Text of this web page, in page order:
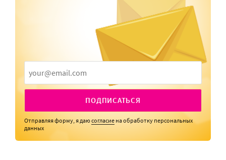
ПОДПИСАТЬСЯ
Отправляя форму, я даюсогласие на обработку персональных
данных